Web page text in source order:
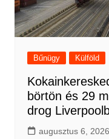
Bűnügy Külföld
börtön és 29
drog
augusztus 6, 2026